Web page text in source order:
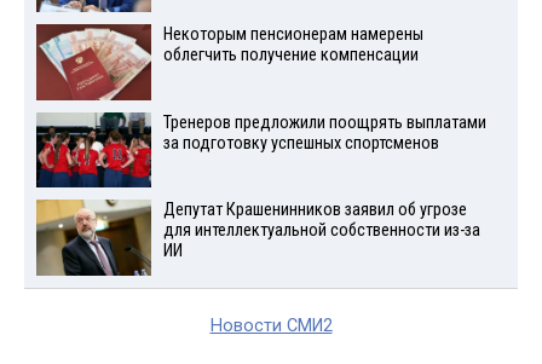
Некоторым пенсионерам намерены
облегчить получение компенсации
Тренеров предложили поощрять выплатами
за подготовку успешных спортсменов
Депутат Крашенинников заявил об угрозе
для интеллектуальной собственности из-за
ИИ
Новости СМИ2